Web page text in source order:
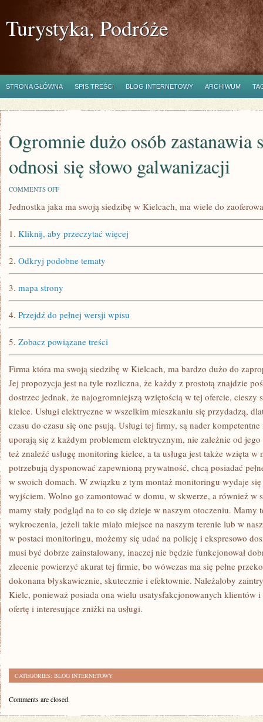
Turystyka, Podróże
STRONA GŁÓWNA SPIS TREŚCI BLOG INTERNETOWY ARCHIWUM
Ogromnie dużo osób zastanawia
odnosi się słowo galwanizacji
COMMENTS OFFON
DUŻO
SIĘ,
DO
ODNOSI
SŁOWO
GALWANIZACJI
Jednostka jaka ma swoją siedzibę w Kielcach, ma wiele do
1. Kliknij, aby przeczytać więcej
2. Odkryj podobne tematy
3. mapa strony
4. Przejdź do pełnej wersji wpisu
5. Zobacz powiązane treści
Firma która ma swoją siedzibę w Kielcach, ma bardzo dużo do
Jej propozycja jest na tyle rozliczna, że każdy z prostotą znajdzie
dostrzec jednak, że najogromniejszą wziętością w tej ofercie, cieszy
kielce. Usługi elektryczne w wszelkim mieszkaniu się przydadzą,
czasu do czasu się one psują. Usługi tej firmy, są nader
uporają się z każdym problemem elektrycznym, nie zależnie od
też znaleźć usługę monitoring kielce, a ta usługa jest także wzięta w
potrzebują dysponować zapewnioną prywatność, chcą posiadać
w swoich domach. W związku z tym montaż monitoringu wydaje
wyjściem. Wolno go zamontować w domu, w skwerze, a również w
mamy stały podgląd na to co się dzieje w naszym otoczeniu. Mamy
wykroczenia, jeżeli takie miało miejsce na naszym terenie lub w
w postaci monitoringu, możemy się udać na policję i ekspresowo
musi być dobrze zainstalowany, inaczej nie będzie funkcjonował
zlecenie powierzyć akurat tej firmie, bo wówczas ma się pełne
dokonana błyskawicznie, skutecznie i efektownie. Należałoby
Kielc, ponieważ posiada ona wielu usatysfakcjonowanych klientów
ofertę i interesujące zniżki na usługi.
CATEGORIES: BLOG INTERNETOWY
Comments are closed.